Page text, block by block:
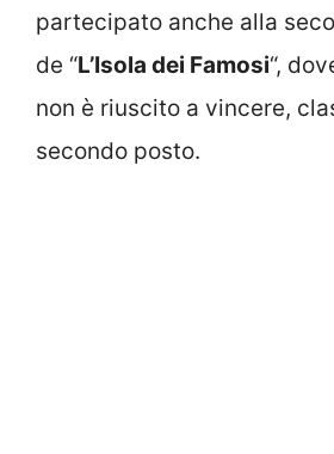
partecipato anche alla
de “L’Isola dei Famosi“,
non è riuscito a vincere,
secondo posto.